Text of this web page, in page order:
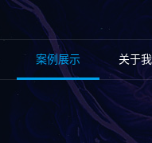
案例展示 关于